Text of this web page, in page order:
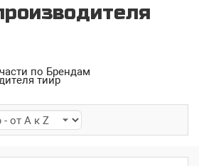
по Брендам
тиир